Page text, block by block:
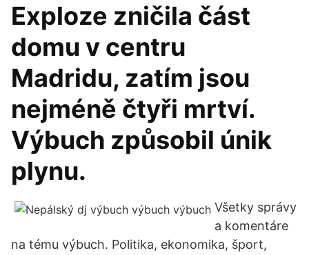
Exploze zničila část
domu v centru
Madridu, zatím jsou
nejméně čtyři mrtví.
Výbuch způsobil únik
plynu.
Všetky správy
a komentáre
na tému výbuch. Politika, ekonomika, šport,